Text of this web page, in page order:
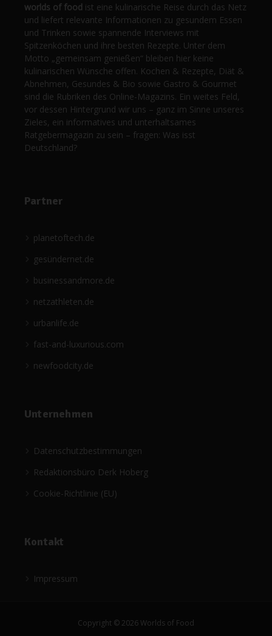
worlds of food ist eine kulinarische Reise durch das Netz
und liefert relevante Informationen zu gesundem Essen
und Trinken sowie spannende Interviews mit
Spitzenköchen und ihre besten Rezepte. Unter dem
Motto „gemeinsam genießen“ bleiben hier keine
kulinarischen Wünsche offen. Kochen & Rezepte, Diät &
Abnehmen, Gesundes & Bio sowie Gastro & Gourmet
sind die Rubriken des Online-Magazins. Ein weites Feld,
vor dessen Hintergrund wir uns – ganz im Sinne unseres
Zieles, ein informatives und unterhaltsames
Ratgebermagazin zu sein – fragen: Was isst
Deutschland?
Partner
planetoftech.de
gesündernet.de
businessandmore.de
netzathleten.de
urbanlife.de
fast-and-luxurious.com
newfoodcity.de
Unternehmen
Datenschutzbestimmungen
Redaktionsbüro Derk Hoberg
Cookie-Richtlinie (EU)
Kontakt
Impressum
Copyright © 2026 Worlds of Food